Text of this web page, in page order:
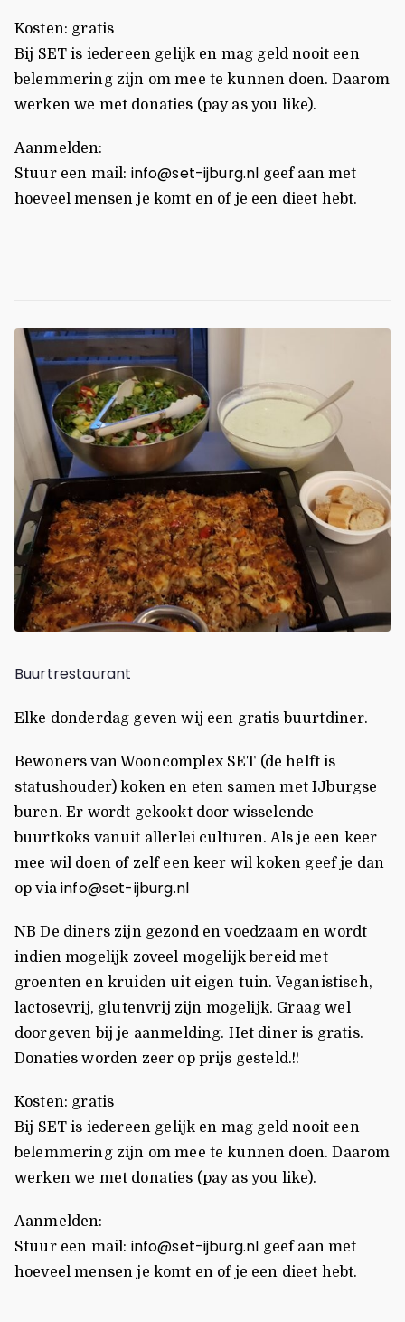
Kosten: gratis
Bij SET is iedereen gelijk en mag geld nooit een
belemmering zijn om mee te kunnen doen. Daarom
werken we met donaties (pay as you like).
Aanmelden:
Stuur een mail: info@set-ijburg.nl geef aan met
hoeveel mensen je komt en of je een dieet hebt.
Buurtrestaurant
Elke donderdag geven wij een gratis buurtdiner.
Bewoners van Wooncomplex SET (de helft is
statushouder) koken en eten samen met IJburgse
buren. Er wordt gekookt door wisselende
buurtkoks vanuit allerlei culturen. Als je een keer
mee wil doen of zelf een keer wil koken geef je dan
op viainfo@set-ijburg.nl
NB De diners zijn gezond en voedzaam en wordt
indien mogelijk zoveel mogelijk bereid met
groenten en kruiden uit eigen tuin. Veganistisch,
lactosevrij, glutenvrij zijn mogelijk. Graag wel
doorgeven bij je aanmelding. Het diner is gratis.
Donaties worden zeer op prijs gesteld.!!
Kosten: gratis
Bij SET is iedereen gelijk en mag geld nooit een
belemmering zijn om mee te kunnen doen. Daarom
werken we met donaties (pay as you like).
Aanmelden:
Stuur een mail: info@set-ijburg.nl geef aan met
hoeveel mensen je komt en of je een dieet hebt.